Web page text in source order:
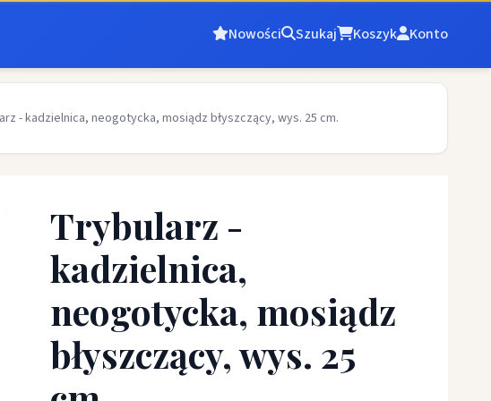
Nowości Szukaj Koszyk Konto
- kadzielnica, neogotycka, mosiądz błyszczący, wys. 25 cm.
Trybularz -
kadzielnica,
neogotycka, mosiądz
błyszczący, wys. 25